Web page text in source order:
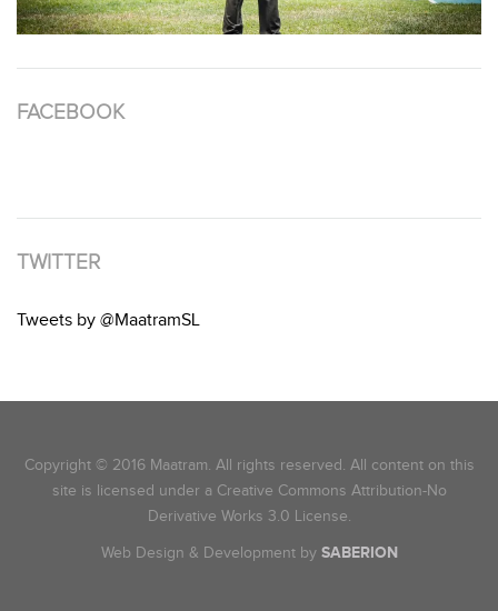
FACEBOOK
TWITTER
Tweets by @MaatramSL
Copyright © 2016 Maatram. All rights reserved. All content on this
site is licensed under a Creative Commons Attribution-No
Derivative Works 3.0 License.
Web Design & Development by SABERION